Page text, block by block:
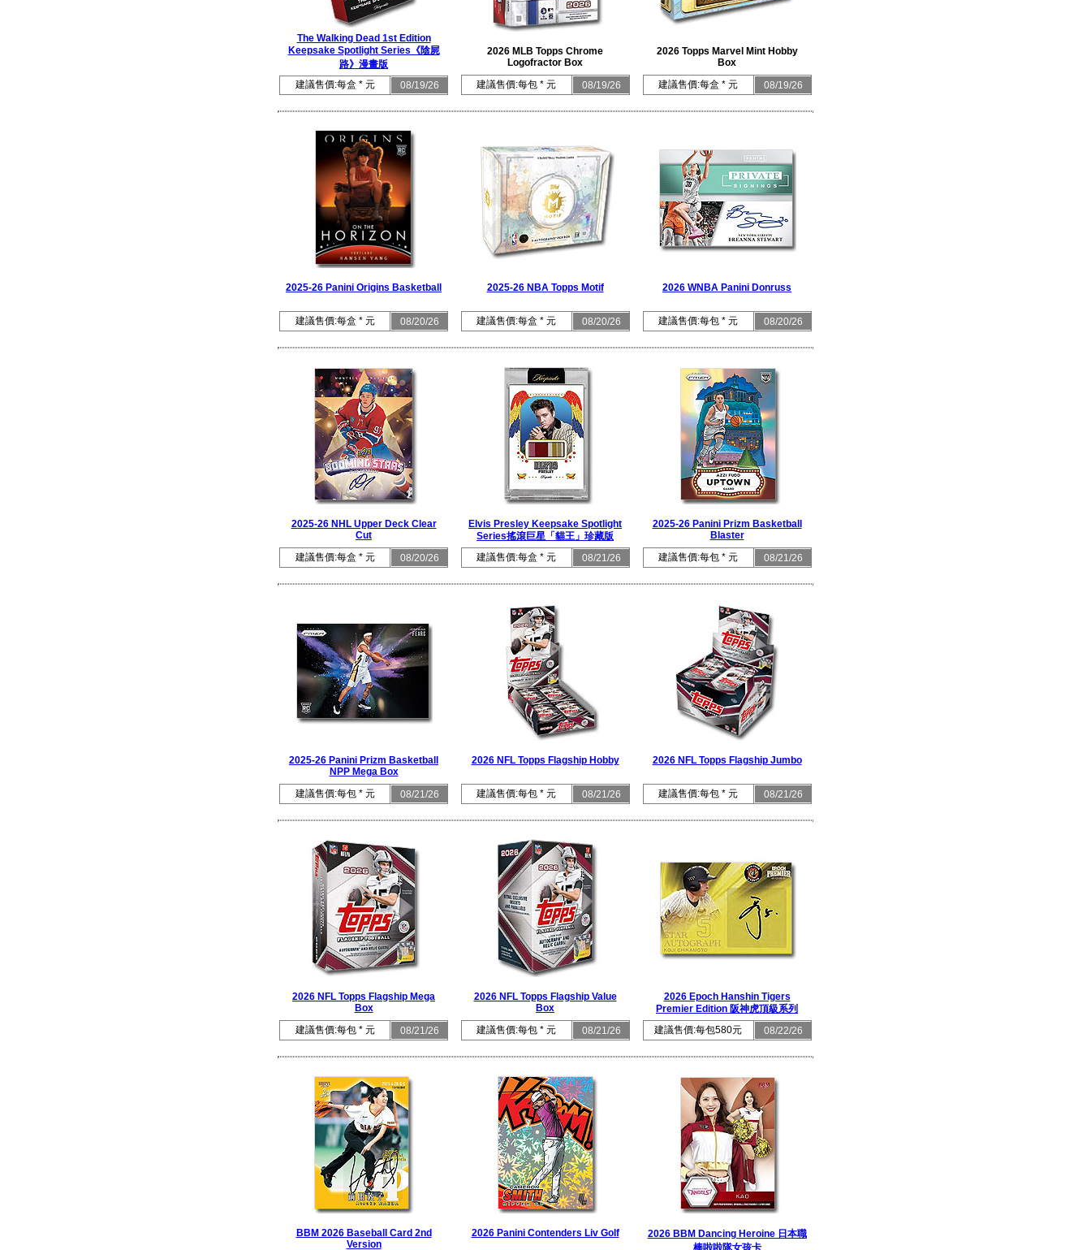
The Walking Dead 1st Edition
Keepsake Spotlight Series《陰屍
路》漫畫版
建議售價:每盒 * 元
08/19/26
2026 MLB Topps Chrome
Logofractor Box
建議售價:每包 * 元
08/19/26
2026 Topps Marvel Mint Hobby
Box
建議售價:每盒 * 元
08/19/26
2025-26 Panini Origins Basketball
建議售價:每盒 * 元 08/20/26
2025-26 NBA Topps Motif
建議售價:每盒 * 元 08/20/26
2026 WNBA Panini Donruss
建議售價:每包 * 元 08/20/26
2025-26 NHL Upper Deck Clear
Cut
建議售價:每盒 * 元
08/20/26
Elvis Presley Keepsake Spotlight
Series搖滾巨星「貓王」珍藏版
建議售價:每盒 * 元
08/21/26
2025-26 Panini Prizm Basketball
Blaster
建議售價:每包 * 元
08/21/26
2025-26 Panini Prizm Basketball
NPP Mega Box
建議售價:每包 * 元
08/21/26
2026 NFL Topps Flagship Hobby
建議售價:每包 * 元 08/21/26
2026 NFL Topps Flagship Jumbo
建議售價:每包 * 元 08/21/26
2026 NFL Topps Flagship Mega
Box
建議售價:每包 * 元
08/21/26
2026 NFL Topps Flagship Value
Box
建議售價:每包 * 元
08/21/26
2026 Epoch Hanshin Tigers
Premier Edition 阪神虎頂級系列
建議售價:每包580元
08/22/26
BBM 2026 Baseball Card 2nd
Version
2026 Panini Contenders Liv Golf
2026 BBM Dancing Heroine 日本職
棒啦啦隊女孩卡